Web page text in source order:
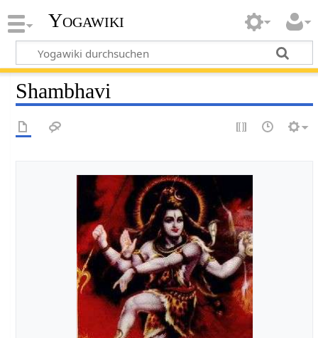
Yogawiki
Shambhavi